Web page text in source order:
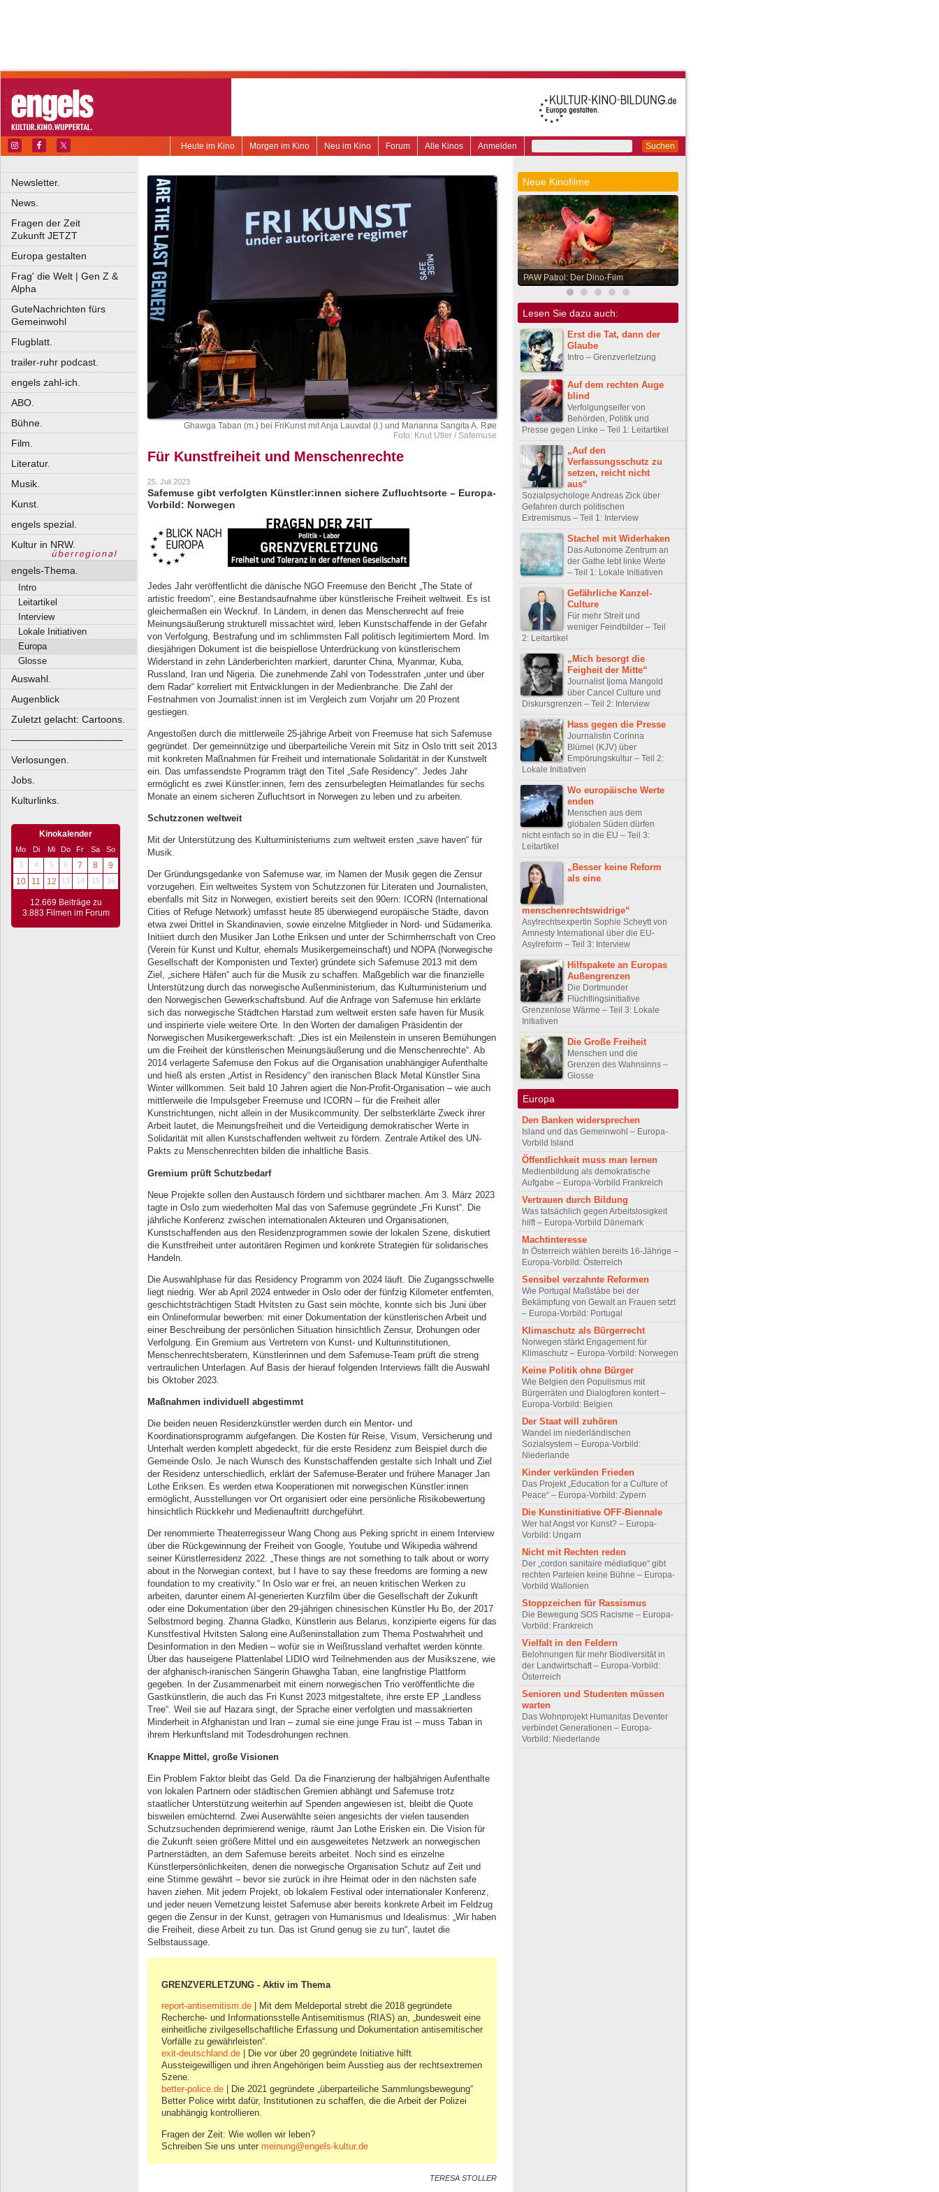
Suchen
Anmelden
Alle Kinos
Forum
Neu im Kino
Morgen im Kino
Heute im Kino
Newsletter.
News.
Fragen der Zeit
Zukunft JETZT
Europa gestalten
Frag' die Welt | Gen Z &
Alpha
GuteNachrichten fürs
Gemeinwohl
Flugblatt.
trailer-ruhr podcast.
engels zahl-ich.
ABO.
Bühne.
Film.
Literatur.
Musik.
Kunst.
engels spezial.
Kultur in NRW.
engels-Thema.
Intro
Leitartikel
Interview
Lokale Initiativen
Europa
Glosse
Auswahl.
Augenblick
Zuletzt gelacht: Cartoons.
––––––––––––––––––––
Verlosungen.
Jobs.
Kulturlinks.
Kinokalender
Mo Di Mi Do Fr Sa
So
3
4 5 6 7 8
9
10
11 12 13 14 15 16
12.669 Beiträge zu
3.883 Filmen im Forum
Ghawga Taban (m.) bei FriKunst mit Anja Lauvdal (l.) und Marianna Sangita A. Røe
Foto: Knut Utler / Safemuse
Für Kunstfreiheit und Menschenrechte
25. Juli 2023
Safemuse gibt verfolgten Künstler:innen sichere Zufluchtsorte – Europa-
Vorbild: Norwegen
Jedes Jahr veröffentlicht die dänische NGO Freemuse den Bericht „The State of
artistic freedom“, eine Bestandsaufnahme über künstlerische Freiheit weltweit. Es ist
gleichermaßen ein Weckruf. In Ländern, in denen das Menschenrecht auf freie
Meinungsäußerung strukturell missachtet wird, leben Kunstschaffende in der Gefahr
von Verfolgung, Bestrafung und im schlimmsten Fall politisch legitimiertem Mord. Im
diesjährigen Dokument ist die beispiellose Unterdrückung von künstlerischem
Widerstand in zehn Länderberichten markiert, darunter China, Myanmar, Kuba,
Russland, Iran und Nigeria. Die zunehmende Zahl von Todesstrafen „unter und über
dem Radar“ korreliert mit Entwicklungen in der Medienbranche. Die Zahl der
Festnahmen von Journalist:innen ist im Vergleich zum Vorjahr um 20 Prozent
gestiegen.
Angestoßen durch die mittlerweile 25-jährige Arbeit von Freemuse hat sich Safemuse
gegründet. Der gemeinnützige und überparteiliche Verein mit Sitz in Oslo tritt seit 2013
mit konkreten Maßnahmen für Freiheit und internationale Solidarität in der Kunstwelt
ein. Das umfassendste Programm trägt den Titel „Safe Residency“. Jedes Jahr
ermöglicht es zwei Künstler:innen, fern des zensurbelegten Heimatlandes für sechs
Monate an einem sicheren Zufluchtsort in Norwegen zu leben und zu arbeiten.
Schutzzonen weltweit
Mit der Unterstützung des Kulturministeriums zum weltweit ersten „save haven“ für
Musik.
Der Gründungsgedanke von Safemuse war, im Namen der Musik gegen die Zensur
vorzugehen. Ein weltweites System von Schutzzonen für Literaten und Journalisten,
ebenfalls mit Sitz in Norwegen, existiert bereits seit den 90ern: ICORN (International
Cities of Refuge Network) umfasst heute 85 überwiegend europäische Städte, davon
etwa zwei Drittel in Skandinavien, sowie einzelne Mitglieder in Nord- und Südamerika.
Initiiert durch den Musiker Jan Lothe Eriksen und unter der Schirmherrschaft von Creo
(Verein für Kunst und Kultur, ehemals Musikergemeinschaft) und NOPA (Norwegische
Gesellschaft der Komponisten und Texter) gründete sich Safemuse 2013 mit dem
Ziel, „sichere Häfen“ auch für die Musik zu schaffen. Maßgeblich war die finanzielle
Unterstützung durch das norwegische Außenministerium, das Kulturministerium und
den Norwegischen Gewerkschaftsbund. Auf die Anfrage von Safemuse hin erklärte
sich das norwegische Städtchen Harstad zum weltweit ersten safe haven für Musik
und inspirierte viele weitere Orte. In den Worten der damaligen Präsidentin der
Norwegischen Musikergewerkschaft: „Dies ist ein Meilenstein in unseren Bemühungen
um die Freiheit der künstlerischen Meinungsäußerung und die Menschenrechte“. Ab
2014 verlagerte Safemuse den Fokus auf die Organisation unabhängiger Aufenthalte
und hieß als ersten „Artist in Residency“ den iranischen Black Metal Künstler Sina
Winter willkommen. Seit bald 10 Jahren agiert die Non-Profit-Organisation – wie auch
mittlerweile die Impulsgeber Freemuse und ICORN – für die Freiheit aller
Kunstrichtungen, nicht allein in der Musikcommunity. Der selbsterklärte Zweck ihrer
Arbeit lautet, die Meinungsfreiheit und die Verteidigung demokratischer Werte in
Solidarität mit allen Kunstschaffenden weltweit zu fördern. Zentrale Artikel des UN-
Pakts zu Menschenrechten bilden die inhaltliche Basis.
Gremium prüft Schutzbedarf
Neue Projekte sollen den Austausch fördern und sichtbarer machen. Am 3. März 2023
tagte in Oslo zum wiederholten Mal das von Safemuse gegründete „Fri Kunst“. Die
jährliche Konferenz zwischen internationalen Akteuren und Organisationen,
Kunstschaffenden aus den Residenzprogrammen sowie der lokalen Szene, diskutiert
die Kunstfreiheit unter autoritären Regimen und konkrete Strategien für solidarisches
Handeln.
Die Auswahlphase für das Residency Programm von 2024 läuft. Die Zugangsschwelle
liegt niedrig. Wer ab April 2024 entweder in Oslo oder der fünfzig Kilometer entfernten,
geschichtsträchtigen Stadt Hvitsten zu Gast sein möchte, konnte sich bis Juni über
ein Onlineformular bewerben: mit einer Dokumentation der künstlerischen Arbeit und
einer Beschreibung der persönlichen Situation hinsichtlich Zensur, Drohungen oder
Verfolgung. Ein Gremium aus Vertretern von Kunst- und Kulturinstitutionen,
Menschenrechtsberatern, Künstlerinnen und dem Safemuse-Team prüft die streng
vertraulichen Unterlagen. Auf Basis der hierauf folgenden Interviews fällt die Auswahl
bis Oktober 2023.
Maßnahmen individuell abgestimmt
Die beiden neuen Residenzkünstler werden durch ein Mentor- und
Koordinationsprogramm aufgefangen. Die Kosten für Reise, Visum, Versicherung und
Unterhalt werden komplett abgedeckt, für die erste Residenz zum Beispiel durch die
Gemeinde Oslo. Je nach Wunsch des Kunstschaffenden gestalte sich Inhalt und Ziel
der Residenz unterschiedlich, erklärt der Safemuse-Berater und frühere Manager Jan
Lothe Eriksen. Es werden etwa Kooperationen mit norwegischen Künstler:innen
ermöglicht, Ausstellungen vor Ort organisiert oder eine persönliche Risikobewertung
hinsichtlich Rückkehr und Medienauftritt durchgeführt.
Der renommierte Theaterregisseur Wang Chong aus Peking spricht in einem Interview
über die Rückgewinnung der Freiheit von Google, Youtube und Wikipedia während
seiner Künstlerresidenz 2022. „These things are not something to talk about or worry
about in the Norwegian context, but I have to say these freedoms are forming a new
foundation to my creativity.“ In Oslo war er frei, an neuen kritischen Werken zu
arbeiten, darunter einem AI-generierten Kurzfilm über die Gesellschaft der Zukunft
oder eine Dokumentation über den 29-jährigen chinesischen Künstler Hu Bo, der 2017
Selbstmord beging. Zhanna Gladko, Künstlerin aus Belarus, konzipierte eigens für das
Kunstfestival Hvitsten Salong eine Außeninstallation zum Thema Postwahrheit und
Desinformation in den Medien – wofür sie in Weißrussland verhaftet werden könnte.
Über das hauseigene Plattenlabel LIDIO wird Teilnehmenden aus der Musikszene, wie
der afghanisch-iranischen Sängerin Ghawgha Taban, eine langfristige Plattform
gegeben. In der Zusammenarbeit mit einem norwegischen Trio veröffentlichte die
Gastkünstlerin, die auch das Fri Kunst 2023 mitgestaltete, ihre erste EP „Landless
Tree“. Weil sie auf Hazara singt, der Sprache einer verfolgten und massakrierten
Minderheit in Afghanistan und Iran – zumal sie eine junge Frau ist – muss Taban in
ihrem Herkunftsland mit Todesdrohungen rechnen.
Knappe Mittel, große Visionen
Ein Problem Faktor bleibt das Geld. Da die Finanzierung der halbjährigen Aufenthalte
von lokalen Partnern oder städtischen Gremien abhängt und Safemuse trotz
staatlicher Unterstützung weiterhin auf Spenden angewiesen ist, bleibt die Quote
bisweilen ernüchternd. Zwei Auserwählte seien angesichts der vielen tausenden
Schutzsuchenden deprimierend wenige, räumt Jan Lothe Erisken ein. Die Vision für
die Zukunft seien größere Mittel und ein ausgeweitetes Netzwerk an norwegischen
Partnerstädten, an dem Safemuse bereits arbeitet. Noch sind es einzelne
Künstlerpersönlichkeiten, denen die norwegische Organisation Schutz auf Zeit und
eine Stimme gewährt – bevor sie zurück in ihre Heimat oder in den nächsten safe
haven ziehen. Mit jedem Projekt, ob lokalem Festival oder internationaler Konferenz,
und jeder neuen Vernetzung leistet Safemuse aber bereits konkrete Arbeit im Feldzug
gegen die Zensur in der Kunst, getragen von Humanismus und Idealismus: „Wir haben
die Freiheit, diese Arbeit zu tun. Das ist Grund genug sie zu tun“, lautet die
Selbstaussage.
GRENZVERLETZUNG - Aktiv im Thema
report-antisemitism.de | Mit dem Meldeportal strebt die 2018 gegründete
Recherche- und Informationsstelle Antisemitismus (RIAS) an, „bundesweit eine
einheitliche zivilgesellschaftliche Erfassung und Dokumentation antisemitischer
Vorfälle zu gewährleisten“.
exit-deutschland.de | Die vor über 20 gegründete Initiative hilft
Aussteigewilligen und ihren Angehörigen beim Ausstieg aus der rechtsextremen
Szene.
better-police.de | Die 2021 gegründete „überparteiliche Sammlungsbewegung“
Better Police wirbt dafür, Institutionen zu schaffen, die die Arbeit der Polizei
unabhängig kontrollieren.
Fragen der Zeit: Wie wollen wir leben?
Schreiben Sie uns unter meinung@engels-kultur.de
TERESA STOLLER
Neue Kinofilme
PAW Patrol: Der Dino-Film
Lesen Sie dazu auch:
Erst die Tat, dann der
Glaube
Intro – Grenzverletzung
Auf dem rechten Auge
blind
Verfolgungseifer von
Behörden, Politik und
Presse gegen Linke – Teil 1: Leitartikel
„Auf den
Verfassungsschutz zu
setzen, reicht nicht
aus“
Sozialpsychologe Andreas Zick über
Gefahren durch politischen
Extremismus – Teil 1: Interview
Stachel mit Widerhaken
Das Autonome Zentrum an
der Gathe lebt linke Werte
– Teil 1: Lokale Initiativen
Gefährliche Kanzel-
Culture
Für mehr Streit und
weniger Feindbilder – Teil
2: Leitartikel
„Mich besorgt die
Feigheit der Mitte“
Journalist Ijoma Mangold
über Cancel Culture und
Diskursgrenzen – Teil 2: Interview
Hass gegen die Presse
Journalistin Corinna
Blümel (KJV) über
Empörungskultur – Teil 2:
Lokale Initiativen
Wo europäische Werte
enden
Menschen aus dem
globalen Süden dürfen
nicht einfach so in die EU – Teil 3:
Leitartikel
„Besser keine Reform
als eine
menschenrechtswidrige“
Asylrechtsexpertin Sophie Scheytt von
Amnesty International über die EU-
Asylreform – Teil 3: Interview
Hilfspakete an Europas
Außengrenzen
Die Dortmunder
Flüchtlingsinitiative
Grenzenlose Wärme – Teil 3: Lokale
Initiativen
Die Große Freiheit
Menschen und die
Grenzen des Wahnsinns –
Glosse
Europa
Den Banken widersprechen
Island und das Gemeinwohl – Europa-
Vorbild Island
Öffentlichkeit muss man lernen
Medienbildung als demokratische
Aufgabe – Europa-Vorbild Frankreich
Vertrauen durch Bildung
Was tatsächlich gegen Arbeitslosigkeit
hilft – Europa-Vorbild Dänemark
Machtinteresse
In Österreich wählen bereits 16-Jährige –
Europa-Vorbild: Österreich
Sensibel verzahnte Reformen
Wie Portugal Maßstäbe bei der
Bekämpfung von Gewalt an Frauen setzt
– Europa-Vorbild: Portugal
Klimaschutz als Bürgerrecht
Norwegen stärkt Engagement für
Klimaschutz – Europa-Vorbild: Norwegen
Keine Politik ohne Bürger
Wie Belgien den Populismus mit
Bürgerräten und Dialogforen kontert –
Europa-Vorbild: Belgien
Der Staat will zuhören
Wandel im niederländischen
Sozialsystem – Europa-Vorbild:
Niederlande
Kinder verkünden Frieden
Das Projekt „Education for a Culture of
Peace“ – Europa-Vorbild: Zypern
Die Kunstinitiative OFF-Biennale
Wer hat Angst vor Kunst? – Europa-
Vorbild: Ungarn
Nicht mit Rechten reden
Der „cordon sanitaire médiatique“ gibt
rechten Parteien keine Bühne – Europa-
Vorbild Wallonien
Stoppzeichen für Rassismus
Die Bewegung SOS Racisme – Europa-
Vorbild: Frankreich
Vielfalt in den Feldern
Belohnungen für mehr Biodiversität in
der Landwirtschaft – Europa-Vorbild:
Österreich
Senioren und Studenten müssen
warten
Das Wohnprojekt Humanitas Deventer
verbindet Generationen – Europa-
Vorbild: Niederlande